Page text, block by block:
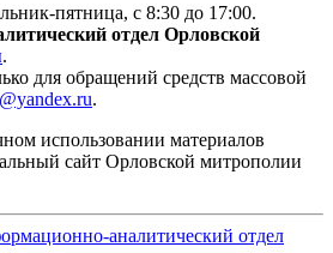
пятница, с 8:30 до 17:00.
отдел Орловской
.
для обращений средств массовой
.
использовании материалов
сайт Орловской митрополии
аналитический отдел